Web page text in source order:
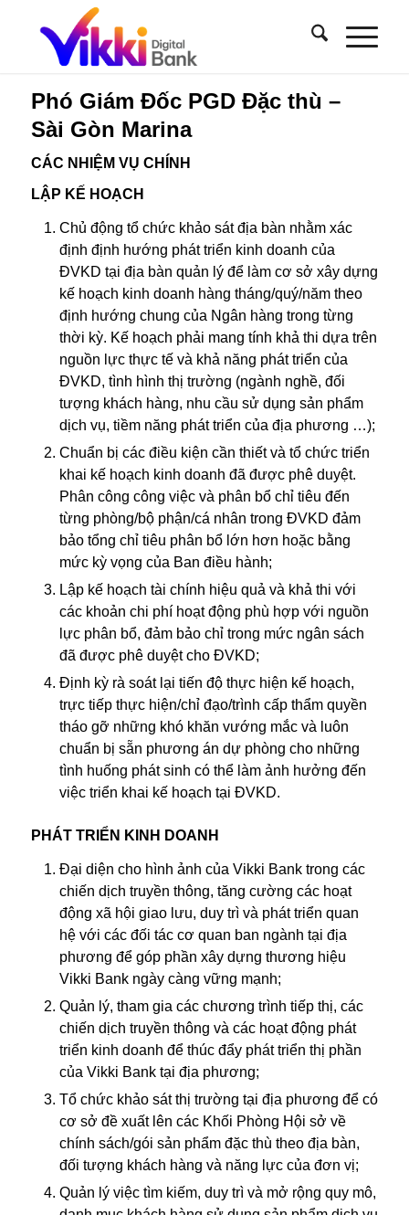
Phó Giám Đốc PGD Đặc thù –
Sài Gòn Marina
CÁC NHIỆM VỤ CHÍNH
LẬP KẾ HOẠCH
Chủ động tổ chức khảo sát địa bàn nhằm xác
định định hướng phát triển kinh doanh của
ĐVKD tại địa bàn quản lý để làm cơ sở xây dựng
kế hoạch kinh doanh hàng tháng/quý/năm theo
định hướng chung của Ngân hàng trong từng
thời kỳ. Kế hoạch phải mang tính khả thi dựa trên
nguồn lực thực tế và khả năng phát triển của
ĐVKD, tình hình thị trường (ngành nghề, đối
tượng khách hàng, nhu cầu sử dụng sản phẩm
dịch vụ, tiềm năng phát triển của địa phương …);
Chuẩn bị các điều kiện cần thiết và tổ chức triển
khai kế hoạch kinh doanh đã được phê duyệt.
Phân công công việc và phân bổ chỉ tiêu đến
từng phòng/bộ phận/cá nhân trong ĐVKD đảm
bảo tổng chỉ tiêu phân bổ lớn hơn hoặc bằng
mức kỳ vọng của Ban điều hành;
Lập kế hoạch tài chính hiệu quả và khả thi với
các khoản chi phí hoạt động phù hợp với nguồn
lực phân bổ, đảm bảo chỉ trong mức ngân sách
đã được phê duyệt cho ĐVKD;
Định kỳ rà soát lại tiến độ thực hiện kế hoạch,
trực tiếp thực hiện/chỉ đạo/trình cấp thẩm quyền
tháo gỡ những khó khăn vướng mắc và luôn
chuẩn bị sẵn phương án dự phòng cho những
tình huống phát sinh có thể làm ảnh hưởng đến
việc triển khai kế hoạch tại ĐVKD.
PHÁT TRIỂN KINH DOANH
Đại diện cho hình ảnh của Vikki Bank trong các
chiến dịch truyền thông, tăng cường các hoạt
động xã hội giao lưu, duy trì và phát triển quan
hệ với các đối tác cơ quan ban ngành tại địa
phương để góp phần xây dựng thương hiệu
Vikki Bank ngày càng vững mạnh;
Quản lý, tham gia các chương trình tiếp thị, các
chiến dịch truyền thông và các hoạt động phát
triển kinh doanh để thúc đẩy phát triển thị phần
của Vikki Bank tại địa phương;
Tổ chức khảo sát thị trường tại địa phương để có
cơ sở đề xuất lên các Khối Phòng Hội sở về
chính sách/gói sản phẩm đặc thù theo địa bàn,
đối tượng khách hàng và năng lực của đơn vị;
Quản lý việc tìm kiếm, duy trì và mở rộng quy mô,